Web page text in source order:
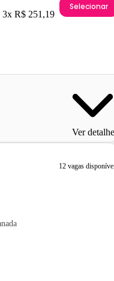
3x R$ 251,19
Selecionar
Ver
12 vagas